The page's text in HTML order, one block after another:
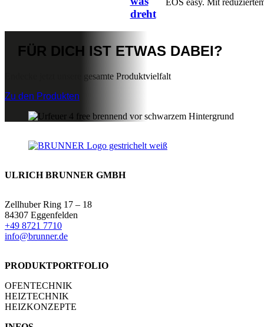
dreht
FÜR DICH IST ETWAS DABEI?
Endecke jetzt unsere gesamte Produktvielfalt
Zu den Produkten
ULRICH BRUNNER GMBH
Zellhuber Ring 17 – 18
84307 Eggenfelden
+49 8721 7710
info@brunner.de
PRODUKTPORTFOLIO
OFENTECHNIK
HEIZTECHNIK
HEIZKONZEPTE